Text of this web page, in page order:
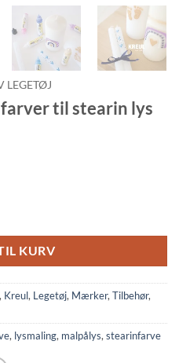
LEGETØJ
til stearin lys
KURV
, Kreul, Legetøj, Mærker, Tilbehør,
, lysmaling, malpålys, stearinfarve